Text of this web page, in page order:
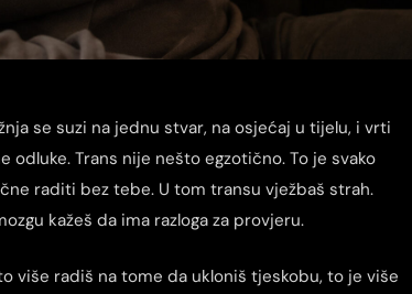
se suzi na jednu stvar, na osjećaj u tijelu, i vrti
odluke. Trans nije nešto egzotično. To je svako
raditi bez tebe. U tom transu vježbaš strah.
kažeš da ima razloga za provjeru.
više radiš na tome da ukloniš tjeskobu, to je više